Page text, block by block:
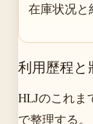
在庫状况と
利用歷程と
HLJのこれま
で整理する。